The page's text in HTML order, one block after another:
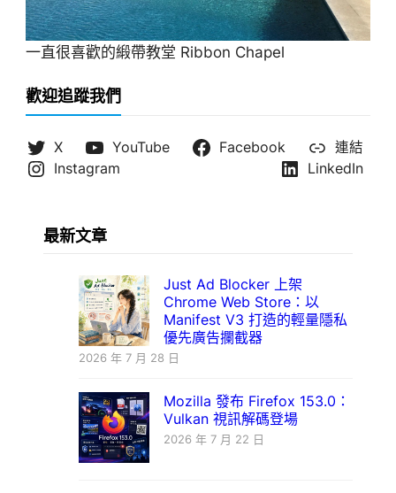
一直很喜歡的緞帶教堂 Ribbon Chapel
歡迎追蹤我們
X YouTube Facebook
連結
Instagram
LinkedIn
最新文章
Just Ad Blocker 上架
Chrome Web Store：以
Manifest V3 打造的輕量隱私
優先廣告攔截器
2026 年 7 月 28 日
Mozilla 發布 Firefox 153.0：
Vulkan 視訊解碼登場
2026 年 7 月 22 日